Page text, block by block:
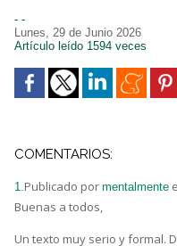
- -
Lunes, 29 de Junio 2026
Artículo leído 1594 veces
COMENTARIOS:
1. Publicado por mentalmente
Buenas a todos,
Un texto muy serio y formal.